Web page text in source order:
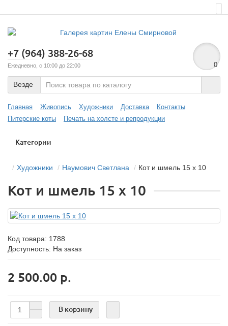
+7 (964) 388-26-68
Ежедневно, с 10:00 до 22:00 0
Везде
Главная Живопись Художники Доставка
Контакты
Питерские коты
Печать на холсте и репродукции
Категории
Художники Наумович Светлана Кот и шмель 15 х 10
Кот и шмель 15 х 10
Код товара: 1788
Доступность: На заказ
2 500.00 р.
В корзину